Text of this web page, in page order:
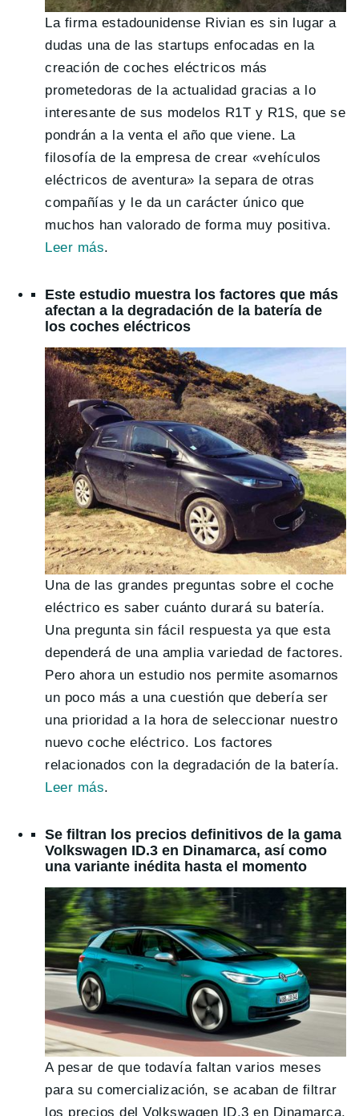
La firma estadounidense Rivian es sin lugar a
dudas una de las startups enfocadas en la
creación de coches eléctricos más
prometedoras de la actualidad gracias a lo
interesante de sus modelos R1T y R1S, que se
pondrán a la venta el año que viene. La
filosofía de la empresa de crear «vehículos
eléctricos de aventura» la separa de otras
compañías y le da un carácter único que
muchos han valorado de forma muy positiva.
Leer más.
Este estudio muestra los factores que más
afectan a la degradación de la batería de
los coches eléctricos
Una de las grandes preguntas sobre el coche
eléctrico es saber cuánto durará su batería.
Una pregunta sin fácil respuesta ya que esta
dependerá de una amplia variedad de factores.
Pero ahora un estudio nos permite asomarnos
un poco más a una cuestión que debería ser
una prioridad a la hora de seleccionar nuestro
nuevo coche eléctrico. Los factores
relacionados con la degradación de la batería.
Leer más.
Se filtran los precios definitivos de la gama
Volkswagen ID.3 en Dinamarca, así como
una variante inédita hasta el momento
A pesar de que todavía faltan varios meses
para su comercialización, se acaban de filtrar
los precios del Volkswagen ID.3 en Dinamarca.